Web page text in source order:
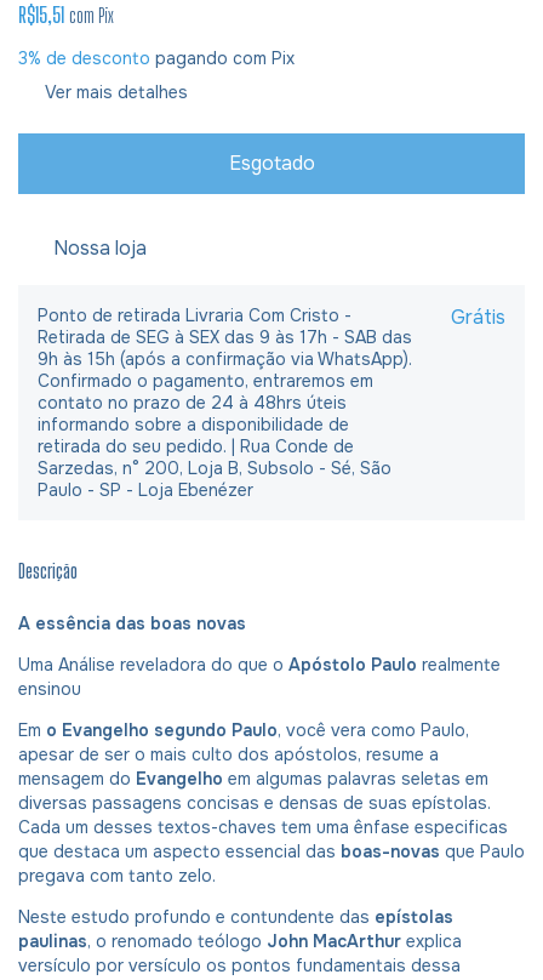
R$15,51 com Pix
3% de desconto pagando com Pix
Ver mais detalhes
Nossa loja
Ponto de retirada Livraria Com Cristo -
Retirada de SEG à SEX das 9 às 17h - SAB das
9h às 15h (após a confirmação via WhatsApp).
Confirmado o pagamento, entraremos em
contato no prazo de 24 à 48hrs úteis
informando sobre a disponibilidade de
retirada do seu pedido. | Rua Conde de
Sarzedas, n° 200, Loja B, Subsolo - Sé, São
Paulo - SP - Loja Ebenézer
Grátis
Descrição
A essência das boas novas
Uma Análise reveladora do que o Apóstolo Paulo realmente
ensinou
Em o Evangelho segundo Paulo, você vera como Paulo,
apesar de ser o mais culto dos apóstolos, resume a
mensagem do Evangelho em algumas palavras seletas em
diversas passagens concisas e densas de suas epístolas.
Cada um desses textos-chaves tem uma ênfase especificas
que destaca um aspecto essencial das boas-novas que Paulo
pregava com tanto zelo.
Neste estudo profundo e contundente das epístolas
paulinas, o renomado teólogo John MacArthur explica
versículo por versículo os pontos fundamentais dessa